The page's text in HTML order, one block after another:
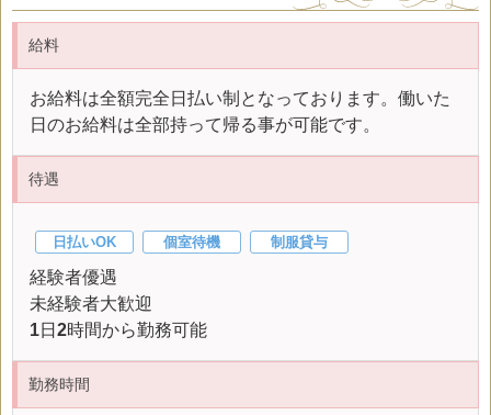
給料
お給料は全額完全日払い制となっております。働いた
日のお給料は全部持って帰る事が可能です。
待遇
日払いOK 個室待機 制服貸与
経験者優遇
未経験者大歓迎
1日 2時間から勤務可能
勤務時間